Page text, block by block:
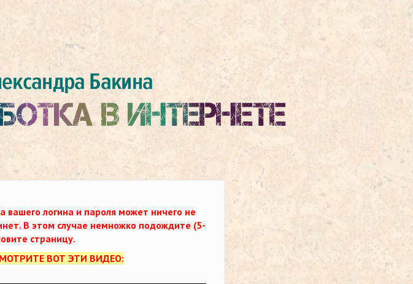
вашего логина и пароля может ничего не
В этом случае немножко подождите (5-
страницу.
ВОТ ЭТИ ВИДЕО: